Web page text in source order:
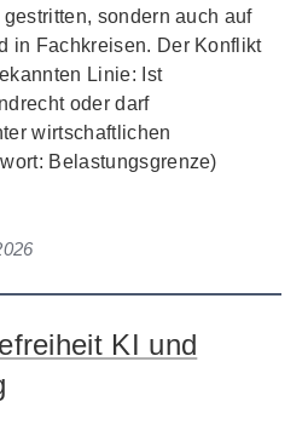
sondern auch auf
in Fachkreisen. Der Konflikt
Linie: Ist
oder darf
wirtschaftlichen
Belastungsgrenze)
KI und